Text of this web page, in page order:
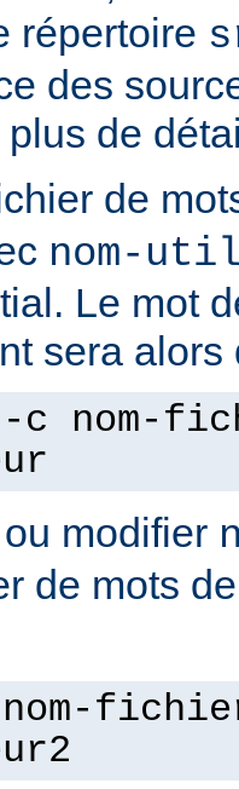
répertoire
des
plus de
de
nom-
Le mot
sera alors
-c nom-
modifier
de mots